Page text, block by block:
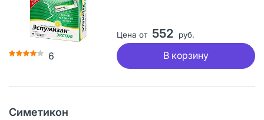
6
Цена от 552 руб.
В корзину
Симетикон